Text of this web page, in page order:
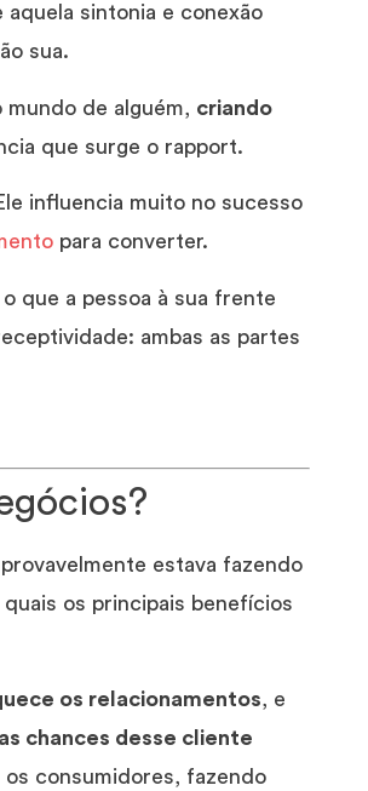
sintonia e conexão
sua.
de alguém, criando
que surge o rapport.
influencia muito no sucesso
para converter.
que a pessoa à sua frente
ambas as partes
estava fazendo
os principais benefícios
os relacionamentos, e
chances desse cliente
consumidores, fazendo